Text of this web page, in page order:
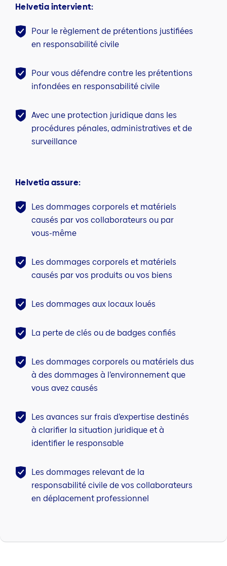
Helvetia intervient:
Pour le règlement de prétentions justifiées
en responsabilité civile
Pour vous défendre contre les prétentions
infondées en responsabilité civile
Avec une protection juridique dans les
procédures pénales, administratives et de
surveillance
Helvetia assure:
Les dommages corporels et matériels
causés par vos collaborateurs ou par
vous-même
Les dommages corporels et matériels
causés par vos produits ou vos biens
Les dommages aux locaux loués
La perte de clés ou de badges confiés
Les dommages corporels ou matériels dus
à des dommages à l’environnement que
vous avez causés
Les avances sur frais d’expertise destinés
à clarifier la situation juridique et à
identifier le responsable
Les dommages relevant de la
responsabilité civile de vos collaborateurs
en déplacement professionnel